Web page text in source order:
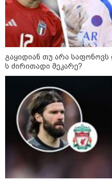
მსოფლიო
გაყიდიან თუ არა საფონოვს
ს ძირითადი მეკარე?